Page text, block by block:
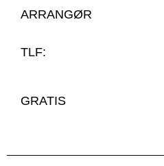
ARRANGØR
TLF:
GRATIS